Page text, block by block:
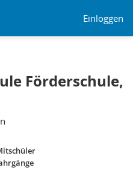
Einloggen
Förderschule,